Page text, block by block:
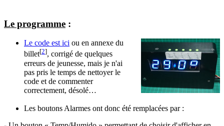
Le programme :
Le code est ici ou en annexe du
billet[2], corrigé de quelques
erreurs de jeunesse, mais je n'ai
pas pris le temps de nettoyer le
code et de commenter
correctement, désolé…
Les boutons Alarmes ont donc été remplacées par :